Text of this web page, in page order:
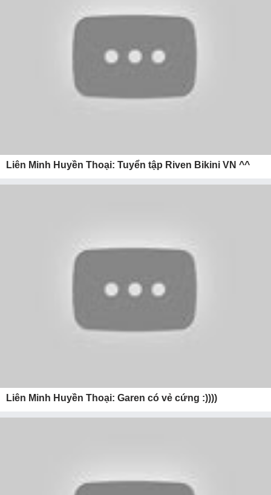
Liên Minh Huyền Thoại: Tuyển tập Riven Bikini VN ^^
Liên Minh Huyền Thoại: Garen có vẻ cứng :))))